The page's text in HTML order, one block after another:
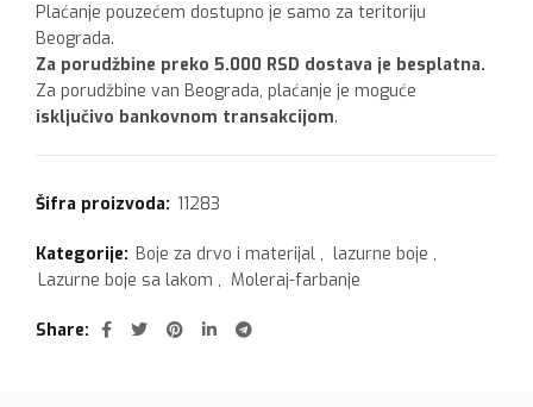
Plaćanje pouzećem dostupno je samo za teritoriju
Beograda.
Za porudžbine preko 5.000 RSD dostava je besplatna.
Za porudžbine van Beograda, plaćanje je moguće
isključivo bankovnom transakcijom.
Šifra proizvoda: 11283
Kategorije: Boje za drvo i materijal , lazurne boje ,
Lazurne boje sa lakom , Moleraj-farbanje
Share